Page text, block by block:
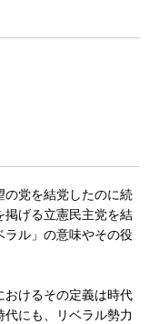
党を結党したのに続
掲げる立憲民主党を結
ラル」の意味やその役
けるその定義は時代
にも、リベラル勢力